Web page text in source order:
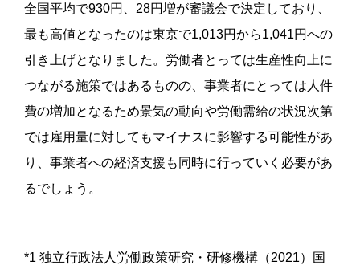
全国平均で930円、28円増が審議会で決定しており、
最も高値となったのは東京で1,013円から1,041円への
引き上げとなりました。労働者とっては生産性向上に
つながる施策ではあるものの、事業者にとっては人件
費の増加となるため景気の動向や労働需給の状況次第
では雇用量に対してもマイナスに影響する可能性があ
り、事業者への経済支援も同時に行っていく必要があ
るでしょう。
*1 独立行政法人労働政策研究・研修機構（2021）国